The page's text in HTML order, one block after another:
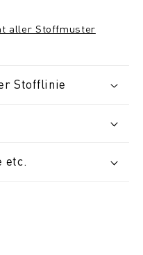
aller Stoffmuster
Stofflinie
etc.